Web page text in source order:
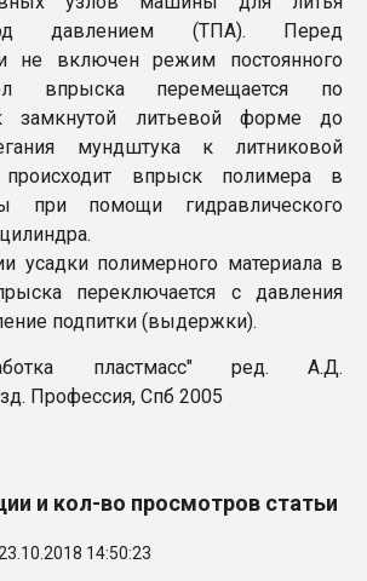
Всё, что касается
бутылок
ПЕРЕЙТИ НА
давлением (ТПА). Перед
не включен режим постоянного
впрыска перемещается по
замкнутой литьевой форме до
мундштука к литниковой
происходит впрыск полимера в
при помощи гидравлического
усадки полимерного материала в
переключается с давления
подпитки (выдержки).
пластмасс" ред. А.Д.
Профессия, Спб 2005
и кол-во просмотров статьи
14:50:23